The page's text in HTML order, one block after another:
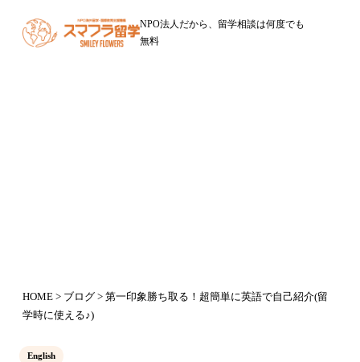
NPO法人だから、留学相談は何度でも
無料
HOME > ブログ > 第一印象勝ち取る！超簡単に英語で自己紹介(留
学時に使える♪)
English